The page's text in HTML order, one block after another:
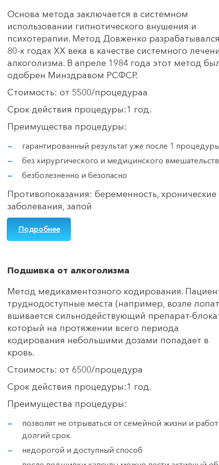
Основа метода заключается в системном
использовании гипнотического внушения и
психотерапии. Метод Довженко
80-х годах ХХ века в качестве системного
алкоголизма. В апреле 1984 года этот метод
одобрен Минздравом РСФСР.
Стоимость: от 5500/процедураа
Срок действия процедуры:1 год.
Преимущества процедуры:
гарантированный результат уже после 1
без хирургического и медицинского
безболезненно и безопасно
Противопоказания: беременность, хронические
заболевания, запой
Подробнее
Подшивка от алкоголизма
Метод медикаментозного кодирования.
труднодоступные места (например, возле
вшивается сильнодействующий препарат-
который на протяжении всего периода
кодирования небольшими дозами попадает в
кровь.
Стоимость: от 6500/процедура
Срок действия процедуры:1 год.
Преимущества процедуры:
позволят не отрываться от семейной жизни и
долгий срок.
недорогой и доступный способ